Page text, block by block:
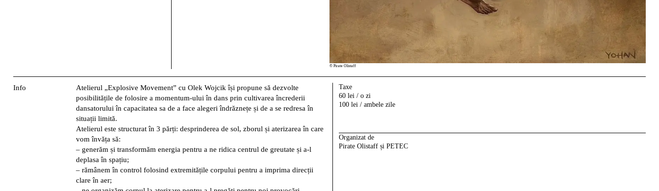
© Pirate Olistaff
Info Atelierul „Explosive Movement” cu Olek Wojcikîși propune să dezvolte
posibilitățile de folosire a momentum-ului în dans prin cultivarea încrederii
dansatorului în capacitatea sa de a face alegeri îndrăznețe și de a se redresa în
situații limită.
Atelierul este structurat în 3 părți: desprinderea de sol, zborul și aterizarea în care
vom învăța să:
– generăm și transformăm energia pentru a ne ridica centrul de greutate și a-l
deplasa în spațiu;
– rămânem în control folosind extremitățile corpului pentru a imprima direcții
clare în aer;
Taxe
60 lei / o zi
100 lei / ambele zile
Organizat de
Pirate Olistaff și PETEC